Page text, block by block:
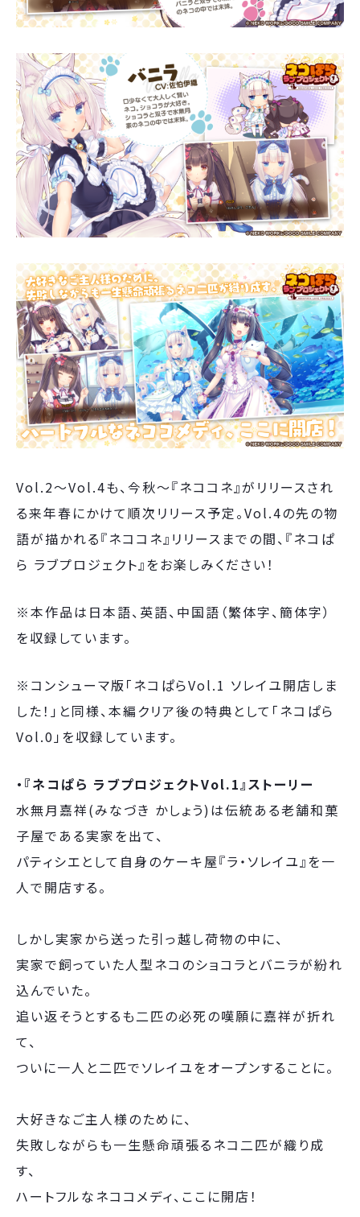
Vol.2～Vol.4も、今秋～『ネココネ』がリリースされ
る来年春にかけて順次リリース予定。Vol.4の先の物
語が描かれる『ネココネ』リリースまでの間、『ネコぱ
ら ラブプロジェクト』をお楽しみください！
※本作品は日本語、英語、中国語（繁体字、簡体字）
を収録しています。
※コンシューマ版「ネコぱらVol.1 ソレイユ開店しま
した！」と同様、本編クリア後の特典として「ネコぱら
Vol.0」を収録しています。
・『ネコぱら ラブプロジェクトVol.1』ストーリー
水無月嘉祥(みなづき かしょう)は伝統ある老舗和菓
子屋である実家を出て、
パティシエとして自身のケーキ屋『ラ・ソレイユ』を一
人で開店する。
しかし実家から送った引っ越し荷物の中に、
実家で飼っていた人型ネコのショコラとバニラが紛れ
込んでいた。
追い返そうとするも二匹の必死の嘆願に嘉祥が折れ
て、
ついに一人と二匹でソレイユをオープンすることに。
大好きなご主人様のために、
失敗しながらも一生懸命頑張るネコ二匹が織り成
す、
ハートフルなネココメディ、ここに開店！